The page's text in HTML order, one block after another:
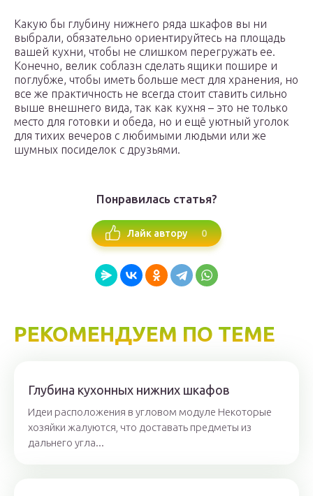
Какую бы глубину нижнего ряда шкафов вы ни
выбрали, обязательно ориентируйтесь на площадь
вашей кухни, чтобы не слишком перегружать ее.
Конечно, велик соблазн сделать ящики пошире и
поглубже, чтобы иметь больше мест для хранения, но
все же практичность не всегда стоит ставить сильно
выше внешнего вида, так как кухня – это не только
место для готовки и обеда, но и ещё уютный уголок
для тихих вечеров с любимыми людьми или же
шумных посиделок с друзьями.
Понравилась статья?
Лайк автору 0
РЕКОМЕНДУЕМ ПО ТЕМЕ
Глубина кухонных нижних шкафов
Идеи расположения в угловом модуле Некоторые
хозяйки жалуются, что доставать предметы из
дальнего угла...